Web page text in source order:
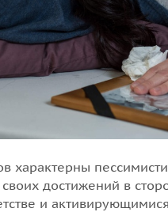
характерны
достижений в
и